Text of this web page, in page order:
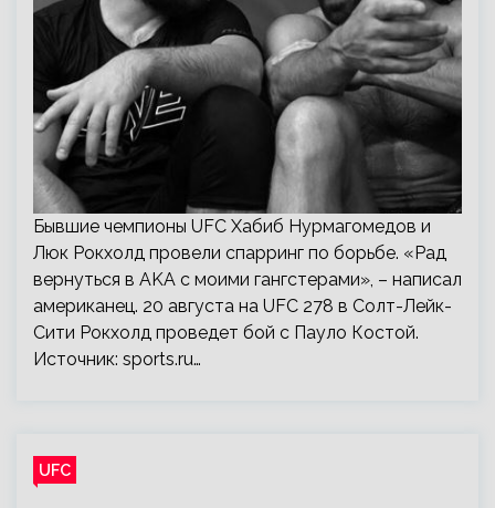
Бывшие чемпионы UFC Хабиб Нурмагомедов и
Люк Рокхолд провели спарринг по борьбе. «Рад
вернуться в AKA с моими гангстерами», – написал
американец. 20 августа на UFC 278 в Солт-Лейк-
Сити Рокхолд проведет бой с Пауло Костой.
Источник: sports.ru…
UFC